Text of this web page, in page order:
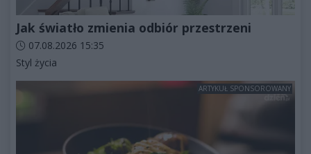
Jak światło zmienia odbiór przestrzeni
Data dodania artykułu:
07.08.2026 15:35
Kategorie artykułu:
Styl życia
ARTYKUŁ SPONSOROWANY